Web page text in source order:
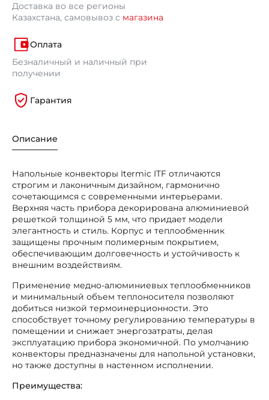
Доставка во все регионы
Казахстана, самовывоз с магазина
Оплата
Безналичный и наличный при
получении
Гарантия
Описание
Напольные конвекторы Itermic ITF отличаются
строгим и лаконичным дизайном, гармонично
сочетающимся с современными интерьерами.
Верхняя часть прибора декорирована алюминиевой
решеткой толщиной 5 мм, что придает модели
элегантность и стиль. Корпус и теплообменник
защищены прочным полимерным покрытием,
обеспечивающим долговечность и устойчивость к
внешним воздействиям.
Применение медно-алюминиевых теплообменников
и минимальный объем теплоносителя позволяют
добиться низкой термоинерционности. Это
способствует точному регулированию температуры в
помещении и снижает энергозатраты, делая
эксплуатацию прибора экономичной. По умолчанию
конвекторы предназначены для напольной установки,
но также доступны в настенном исполнении.
Преимущества: